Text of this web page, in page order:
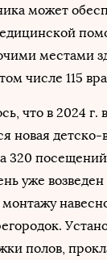
может
местами
числе 115
что в 2024 г.
новая детско-
320
уже возведен
полов,